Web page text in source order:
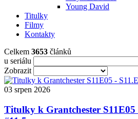
Young David
Titulky
Filmy
Kontakty
Celkem 3653 článků
u seriálu
Zobrazit
03 srpen 2026
Titulky k Grantchester S11E05